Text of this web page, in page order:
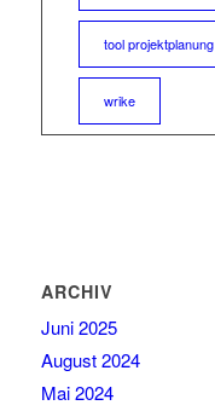
tool projektplanung
wrike
ARCHIV
Juni 2025
August 2024
Mai 2024